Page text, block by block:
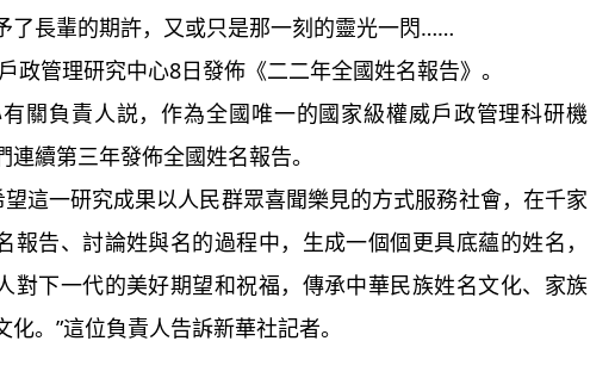
了長輩的期許，又或只是那一刻的靈光一閃……
管理研究中心8日發佈《二二年全國姓名報告》。
負責人説，作為全國唯一的國家級權威戶政管理科研機
連續第三年發佈全國姓名報告。
一研究成果以人民群眾喜聞樂見的方式服務社會，在千家
報告、討論姓與名的過程中，生成一個個更具底蘊的姓名，
對下一代的美好期望和祝福，傳承中華民族姓名文化、家族
化。”這位負責人告訴新華社記者。